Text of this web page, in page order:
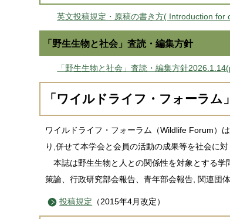
英文投稿規定・原稿の書き方( Introduction for
「野生生物と社会」査読・編集方針
「野生生物と社会」査読・編集方針
「ワイルドライフ・フォー
ワイルドライフ・フォーラム（Wildlife Forum）
り,併せて本学会と会員の活動の成果等を社会に
本誌は野生生物と人との関係性を対象とする学
策論、行政研究部会報告、青年部会報告, 関連団
投稿規定 （2015年4月改定）